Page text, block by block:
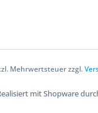
Mehrwertsteuer zzgl.
mit Shopware